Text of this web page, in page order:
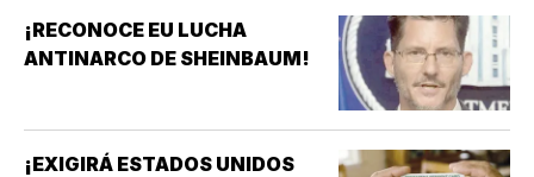
¡RECONOCE EU LUCHA
ANTINARCO DE SHEINBAUM!
¡EXIGIRÁ ESTADOS UNIDOS